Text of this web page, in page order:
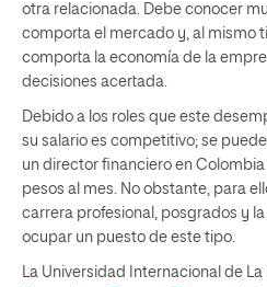
otra relacionada. Debe conocer
comporta el mercado y, al mismo
comporta la economía de la
decisiones acertada.
Debido a los roles que este
su salario es competitivo; se
un director financiero en
pesos al mes. No obstante, para
carrera profesional, posgrados y
ocupar un puesto de este tipo.
La Universidad Internacional de La